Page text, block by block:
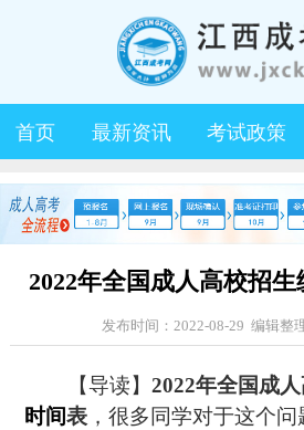
首页 最新资讯 考试政策
2022年全国成人高校招
发布时间：2022-08-29 编辑整
【导读】 2022年全国成
时间表 ，很多同学对于这个